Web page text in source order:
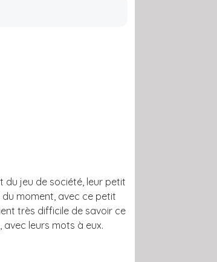
du jeu de société, leur petit
moment, avec ce petit
très difficile de savoir ce
leurs mots à eux.